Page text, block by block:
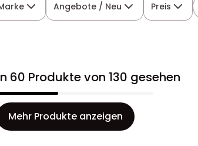
Angebote / Neu Preis
60 Produkte von 130 gesehen
Mehr Produkte anzeigen